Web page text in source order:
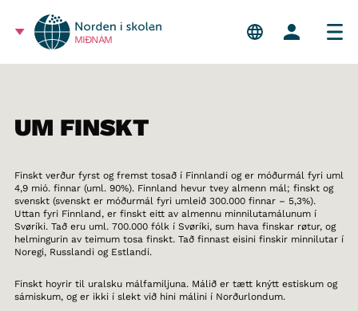
MIÐNÁM
UM FINSKT
Finskt verður fyrst og fremst tosað í Finnlandi og er móðurmál fyri uml
4,9 mió. finnar (uml. 90%). Finnland hevur tvey almenn mál; finskt og
svenskt (svenskt er móðurmál fyri umleið 300.000 finnar – 5,3%).
Uttan fyri Finnland, er finskt eitt av almennu minnilutamálunum í
Svøríki. Tað eru uml. 700.000 fólk í Svøríki, sum hava finskar røtur, og
helmingurin av teimum tosa finskt. Tað finnast eisini finskir minnilutar í
Noregi, Russlandi og Estlandi.
Finskt hoyrir til uralsku málfamiljuna. Málið er tætt knýtt estiskum og
sámiskum, og er ikki í slekt við hini málini í Norðurlondum.